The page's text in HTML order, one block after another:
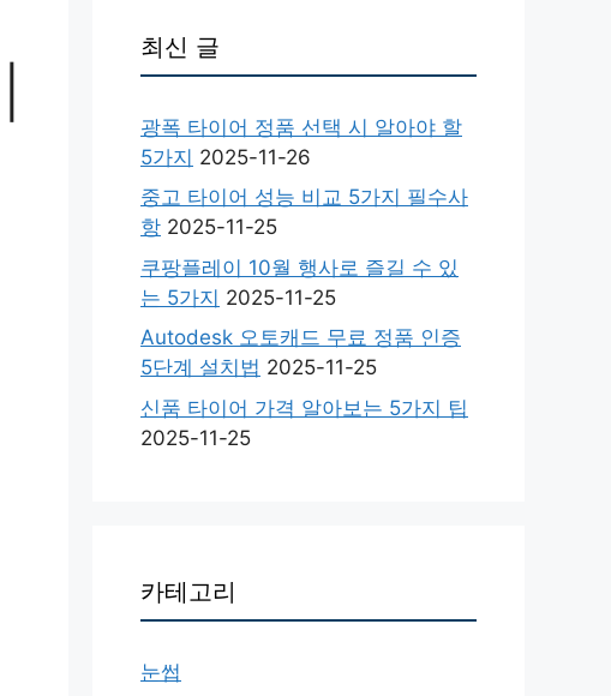
최신 글
광폭 타이어 정품 선택 시 알아야 할
5가지 2025-11-26
중고 타이어 성능 비교 5가지 필수사
항 2025-11-25
쿠팡플레이 10월 행사로 즐길 수 있
는 5가지 2025-11-25
Autodesk 오토캐드 무료 정품 인증
5단계 설치법 2025-11-25
신품 타이어 가격 알아보는 5가지 팁
2025-11-25
카테고리
눈썹